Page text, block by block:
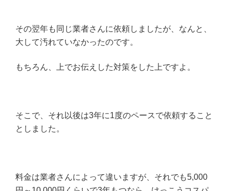
その翌年も同じ業者さんに依頼しましたが、なんと、
大して汚れていなかったのです。
もちろん、上でお伝えした対策をした上ですよ。
そこで、それ以後は3年に1度のペースで依頼すること
としました。
料金は業者さんによって違いますが、それでも5,000